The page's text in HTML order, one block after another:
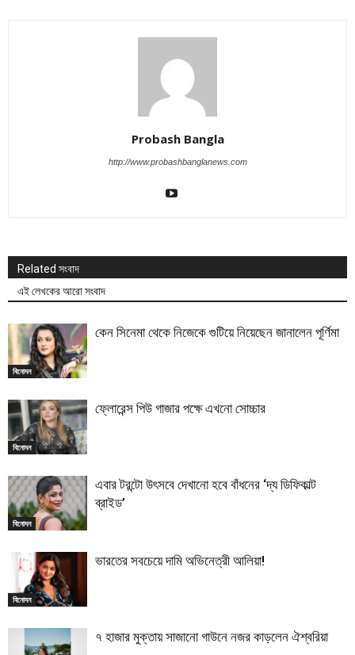
Probash Bangla
http://www.probashbanglanews.com
Related সংবাদ
এই লেখকের আরো সংবাদ
বিনোদন
কেন সিনেমা থেকে নিজেকে গুটিয়ে নিয়েছেন জানালেন পূর্ণিমা
বিনোদন
ফ্লোরেন্স পিউ গাজার পক্ষে এখনো সোচ্চার
বিনোদন
এবার টরন্টো উৎসবে দেখানো হবে বাঁধনের ‘দ্য ডিফিকাল্ট
ব্রাইড’
বিনোদন
ভারতের সবচেয়ে দামি অভিনেত্রী আলিয়া!
৭ হাজার মুক্তায় সাজানো গাউনে নজর কাড়লেন ঐশ্বরিয়া